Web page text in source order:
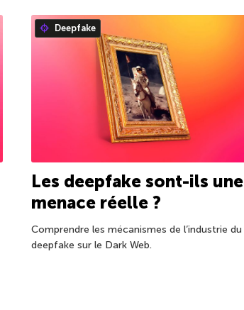
Deepfake
Les deepfake sont-ils une
menace réelle ?
Comprendre les mécanismes de l’industrie du
deepfake sur le Dark Web.